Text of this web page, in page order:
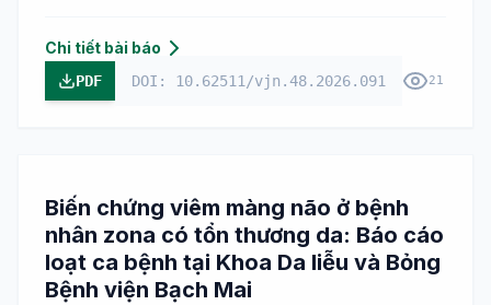
Chi tiết bài báo
PDF DOI: 10.62511/vjn.48.2026.091 21
Biến chứng viêm màng não ở bệnh
nhân zona có tổn thương da: Báo cáo
loạt ca bệnh tại Khoa Da liễu và Bỏng
Bệnh viện Bạch Mai